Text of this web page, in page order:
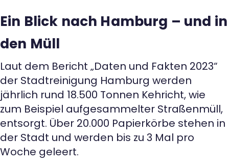
Ein Blick nach Hamburg – und in
den Müll
Laut dem Bericht „Daten und Fakten 2023“
der Stadtreinigung Hamburg werden
jährlich rund 18.500 Tonnen Kehricht, wie
zum Beispiel aufgesammelter Straßenmüll,
entsorgt. Über 20.000 Papierkörbe stehen in
der Stadt und werden bis zu 3 Mal pro
Woche geleert.